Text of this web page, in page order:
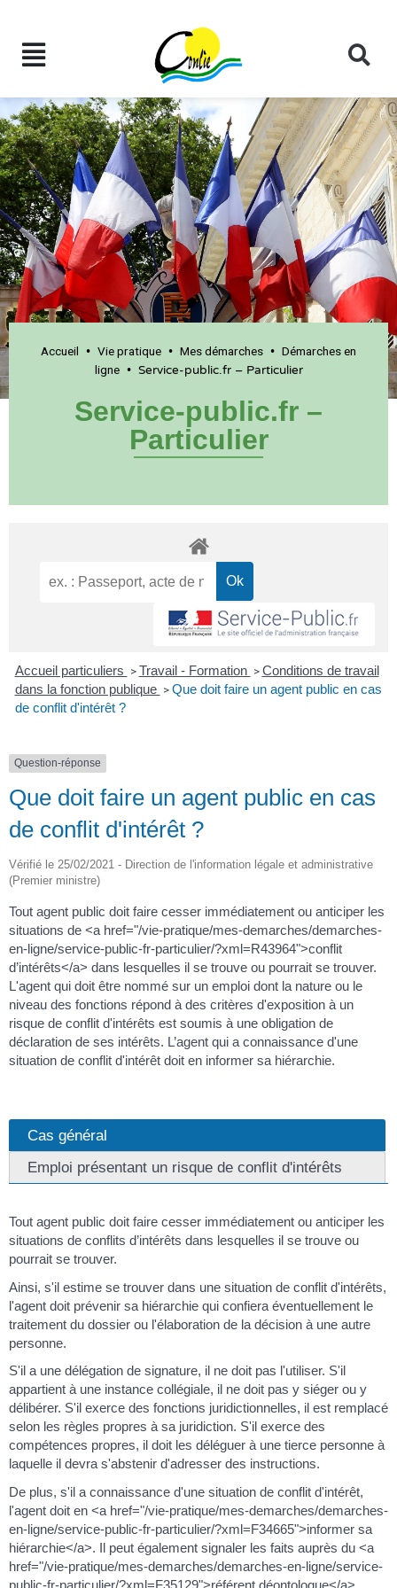
Accueil • Vie pratique • Mes démarches • Démarches en
ligne• Service-public.fr – Particulier
Service-public.fr –
Particulier
Accueil particuliers > Travail - Formation > Conditions de travail
dans la fonction publique > Que doit faire un agent public en cas
de conflit d'intérêt ?
Question-réponse
Que doit faire un agent public en cas
de conflit d'intérêt ?
Vérifié le 25/02/2021 - Direction de l'information légale et administrative
(Premier ministre)
Tout agent public doit faire cesser immédiatement ou anticiper les
situations de <a href="/vie-pratique/mes-demarches/demarches-
en-ligne/service-public-fr-particulier/?xml=R43964">conflit
d’intérêts</a> dans lesquelles il se trouve ou pourrait se trouver.
L'agent qui doit être nommé sur un emploi dont la nature ou le
niveau des fonctions répond à des critères d'exposition à un
risque de conflit d'intérêts est soumis à une obligation de
déclaration de ses intérêts. L’agent qui a connaissance d'une
situation de conflit d'intérêt doit en informer sa hiérarchie.
Cas général
Emploi présentant un risque de conflit d'intérêts
Tout agent public doit faire cesser immédiatement ou anticiper les
situations de conflits d’intérêts dans lesquelles il se trouve ou
pourrait se trouver.
Ainsi, s'il estime se trouver dans une situation de conflit d'intérêts,
l'agent doit prévenir sa hiérarchie qui confiera éventuellement le
traitement du dossier ou l'élaboration de la décision à une autre
personne.
S'il a une délégation de signature, il ne doit pas l'utiliser. S'il
appartient à une instance collégiale, il ne doit pas y siéger ou y
délibérer. S'il exerce des fonctions juridictionnelles, il est remplacé
selon les règles propres à sa juridiction. S'il exerce des
compétences propres, il doit les déléguer à une tierce personne à
laquelle il devra s'abstenir d'adresser des instructions.
De plus, s'il a connaissance d'une situation de conflit d'intérêt,
l'agent doit en <a href="/vie-pratique/mes-demarches/demarches-
en-ligne/service-public-fr-particulier/?xml=F34665">informer sa
hiérarchie</a>. Il peut également signaler les faits auprès du <a
href="/vie-pratique/mes-demarches/demarches-en-ligne/service-
public-fr-particulier/?xml=F35129">référent déontologue</a>.